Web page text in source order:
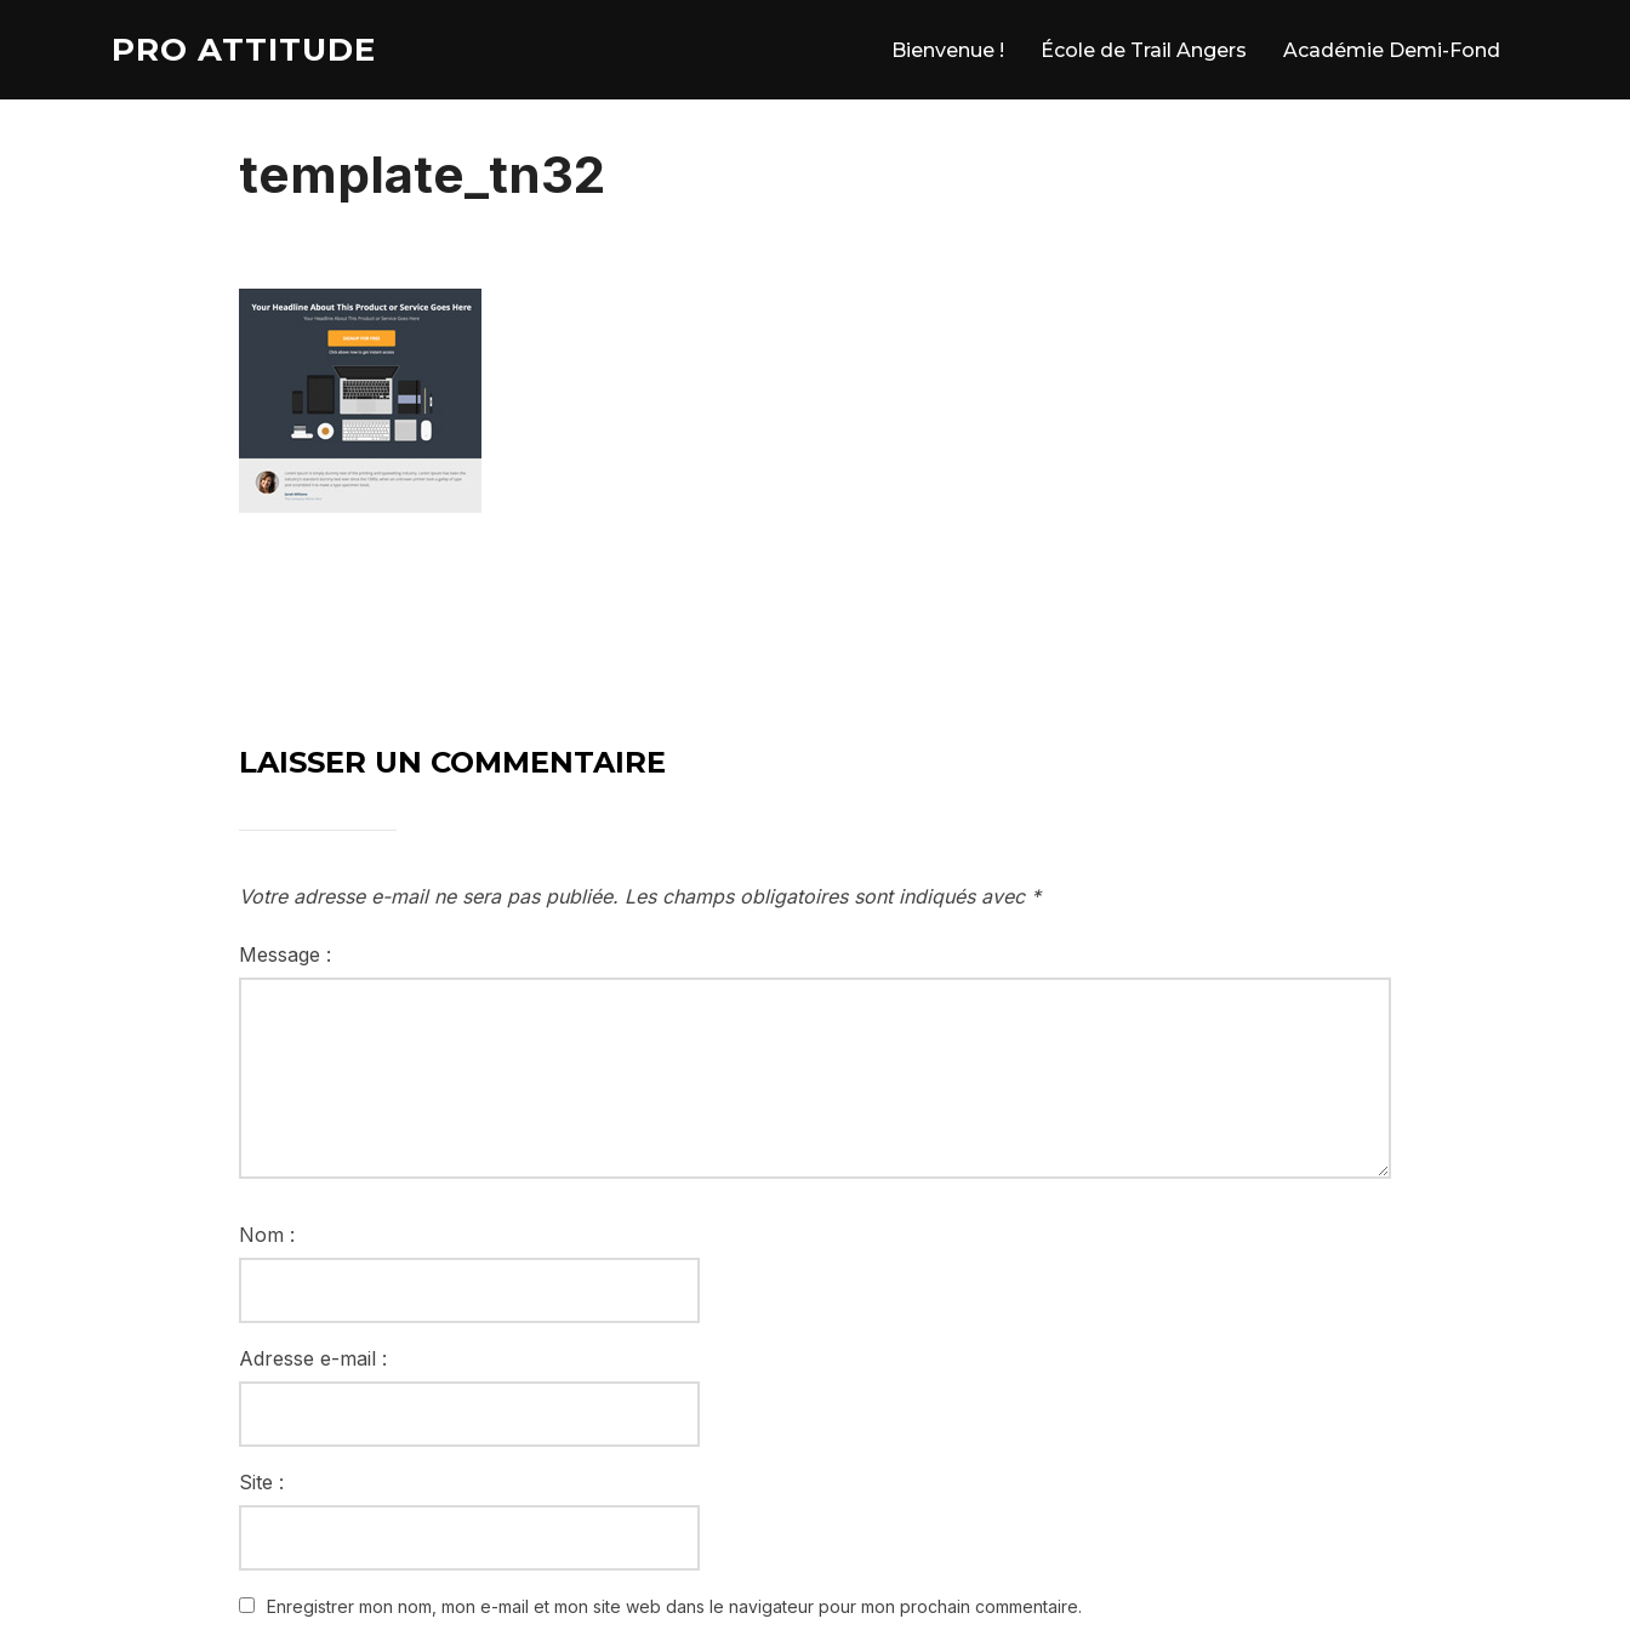
PRO ATTITUDE Bienvenue ! École de Trail Angers Académie Demi-Fond
template_tn32
LAISSER UN COMMENTAIRE
Votre adresse e-mail ne sera pas publiée. Les champs obligatoires sont indiqués avec *
Message :
Nom :
Adresse e-mail :
Site :
Enregistrer mon nom, mon e-mail et mon site web dans le navigateur pour mon prochain commentaire.